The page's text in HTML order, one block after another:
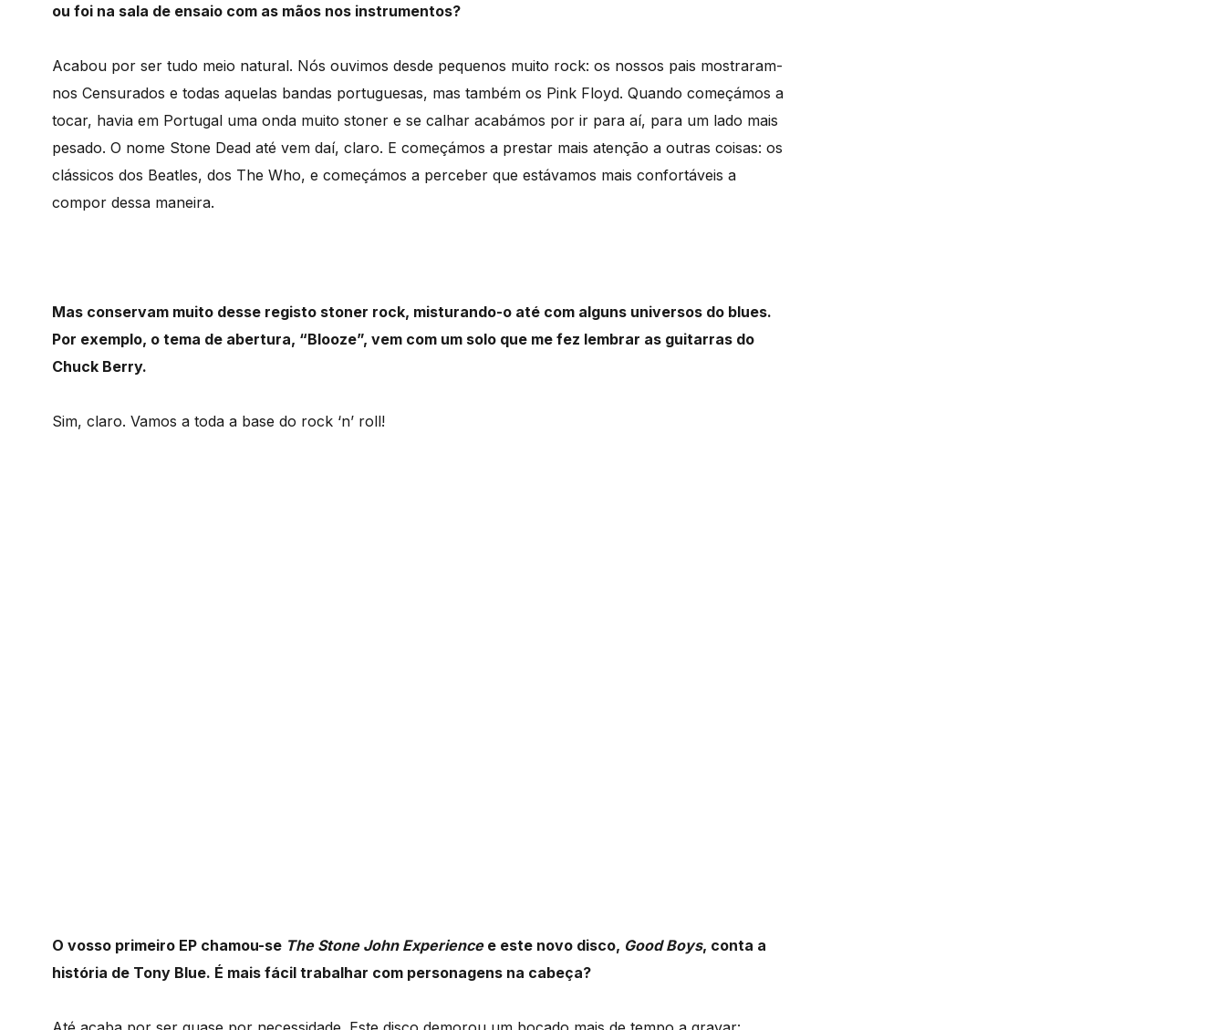
ou foi na sala de ensaio com as mãos nos instrumentos?
Acabou por ser tudo meio natural. Nós ouvimos desde pequenos muito rock: os nossos pais mostraram-
nos Censurados e todas aquelas bandas portuguesas, mas também os Pink Floyd. Quando começámos a
tocar, havia em Portugal uma onda muito stoner e se calhar acabámos por ir para aí, para um lado mais
pesado. O nome Stone Dead até vem daí, claro. E começámos a prestar mais atenção a outras coisas: os
clássicos dos Beatles, dos The Who, e começámos a perceber que estávamos mais confortáveis a
compor dessa maneira.
Mas conservam muito desse registo stoner rock, misturando-o até com alguns universos do blues.
Por exemplo, o tema de abertura, “Blooze”, vem com um solo que me fez lembrar as guitarras do
Chuck Berry.
Sim, claro. Vamos a toda a base do rock ‘n’ roll!
O vosso primeiro EP chamou-se The Stone John Experiencee este novo disco, Good Boys, conta a
história de Tony Blue. É mais fácil trabalhar com personagens na cabeça?